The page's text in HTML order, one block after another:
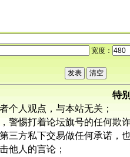
宽度：
特
个人观点，与本站无关；
警惕打着论坛旗号的任何欺
三方私下交易做任何承诺，
他人的言论；